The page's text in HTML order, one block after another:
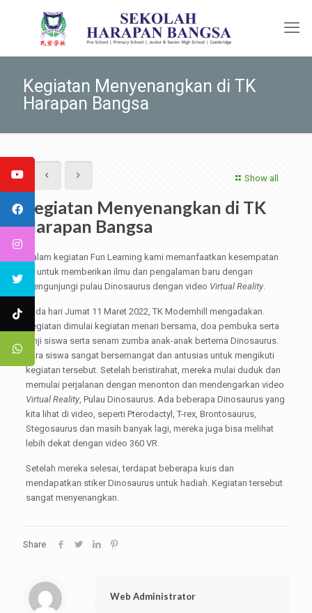
Kegiatan Menyenangkan di TK
Harapan Bangsa
Show all
Kegiatan Menyenangkan di TK
Harapan Bangsa
Dalam kegiatan Fun Learning kami memanfaatkan kesempatan
ini untuk memberikan ilmu dan pengalaman baru dengan
mengunjungi pulau Dinosaurus dengan video Virtual Reality.
Pada hari Jumat 11 Maret 2022, TK Modernhill mengadakan.
Kegiatan dimulai kegiatan menari bersama, doa pembuka serta
janji siswa serta senam zumba anak-anak bertema Dinosaurus.
Para siswa sangat bersemangat dan antusias untuk mengikuti
kegiatan tersebut. Setelah beristirahat, mereka mulai duduk dan
memulai perjalanan dengan menonton dan mendengarkan video
Virtual Reality, Pulau Dinosaurus. Ada beberapa Dinosaurus yang
kita lihat di video, seperti Pterodactyl, T-rex, Brontosaurus,
Stegosaurus dan masih banyak lagi, mereka juga bisa melihat
lebih dekat dengan video 360 VR.
Setelah mereka selesai, terdapat beberapa kuis dan
mendapatkan stiker Dinosaurus untuk hadiah. Kegiatan tersebut
sangat menyenangkan.
Share
Web Administrator